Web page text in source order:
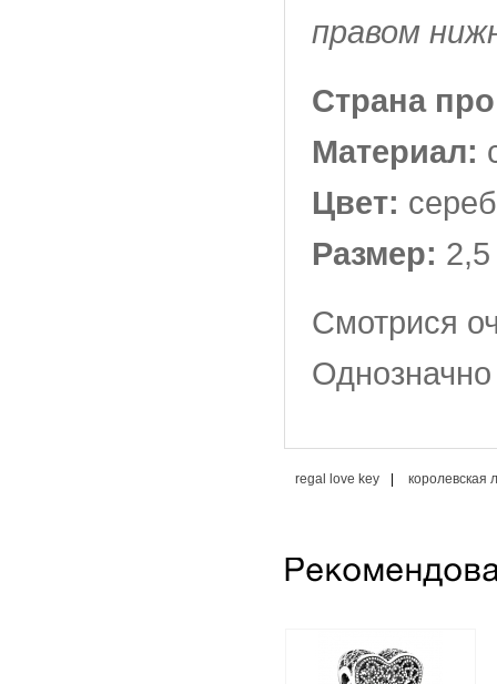
правом
Страна
Материал:
Цвет:
Размер:
Смотрися
regal love key королевская
Шарм "Ажурное
сердце" (серебро)